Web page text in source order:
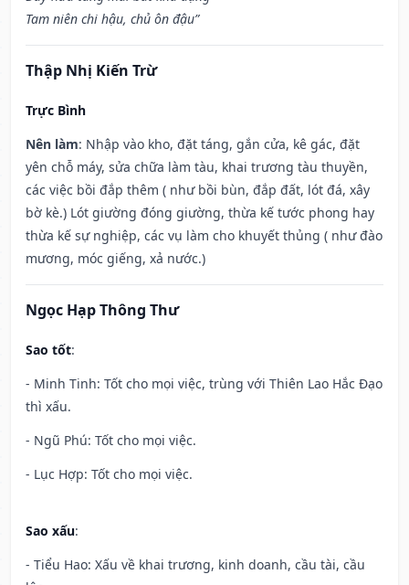
Tam niên chi hậu, chủ ôn đậu”
Thập Nhị Kiến Trừ
Trực Bình
Nên làm: Nhập vào kho, đặt táng, gắn cửa, kê gác, đặt
yên chỗ máy, sửa chữa làm tàu, khai trương tàu thuyền,
các việc bồi đắp thêm ( như bồi bùn, đắp đất, lót đá, xây
bờ kè.) Lót giường đóng giường, thừa kế tước phong hay
thừa kế sự nghiệp, các vụ làm cho khuyết thủng ( như đào
mương, móc giếng, xả nước.)
Ngọc Hạp Thông Thư
Sao tốt:
- Minh Tinh: Tốt cho mọi việc, trùng với Thiên Lao Hắc Đạo
thì xấu.
- Ngũ Phú: Tốt cho mọi việc.
- Lục Hợp: Tốt cho mọi việc.
Sao xấu:
- Tiểu Hao: Xấu về khai trương, kinh doanh, cầu tài, cầu